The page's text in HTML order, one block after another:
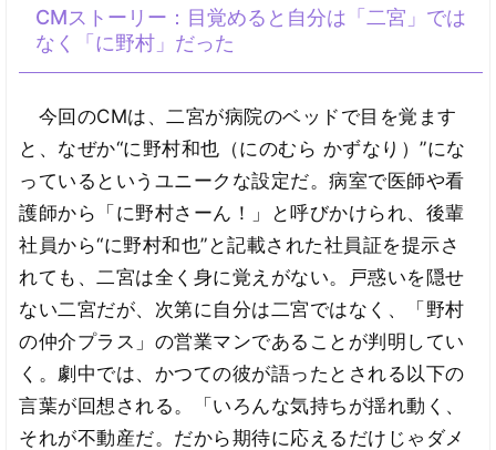
CMストーリー：目覚めると自分は「二宮」では
なく「に野村」だった
今回のCMは、二宮が病院のベッドで目を覚ます
と、なぜか“に野村和也（にのむら かずなり）”にな
っているというユニークな設定だ。病室で医師や看
護師から「に野村さーん！」と呼びかけられ、後輩
社員から“に野村和也”と記載された社員証を提示さ
れても、二宮は全く身に覚えがない。戸惑いを隠せ
ない二宮だが、次第に自分は二宮ではなく、「野村
の仲介プラス」の営業マンであることが判明してい
く。劇中では、かつての彼が語ったとされる以下の
言葉が回想される。「いろんな気持ちが揺れ動く、
それが不動産だ。だから期待に応えるだけじゃダメ